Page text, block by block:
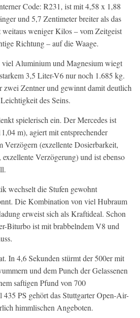
Code: R231, ist mit 4,58 x 1,88
und 5,7 Zentimeter breiter als das
weniger Kilos – vom Zeitgeist
Richtung – auf die Waage.
viel Aluminium und Magnesium wiegt
3,5 Liter-V6 nur noch 1.685 kg.
zwei Zentner und gewinnt damit deutlich
des Seins.
spielerisch ein. Der Mercedes ist
m), agiert mit entsprechender
Verzögern (exzellente Dosierbarkeit,
Verzögerung) und ist ebenso
wechselt die Stufen gewohnt
Die Kombination von viel Hubraum
erweist sich als Kraftideal. Schon
Biturbo ist mit brabbelndem V8 und
In 4,6 Sekunden stürmt der 500er mit
und dem Punch der Gelassenen
saftigen Pfund von 700
PS gehört das Stuttgarter Open-Air-
himmlischen Angeboten.